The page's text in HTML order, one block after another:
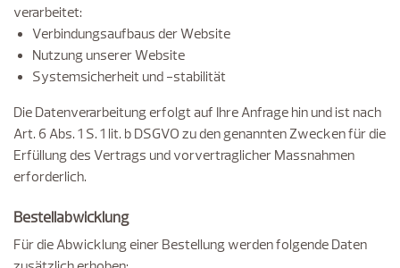
verarbeitet:
Verbindungsaufbaus der Website
Nutzung unserer Website
Systemsicherheit und -stabilität
Die Datenverarbeitung erfolgt auf Ihre Anfrage hin und ist nach
Art. 6 Abs. 1 S. 1 lit. b DSGVO zu den genannten Zwecken für die
Erfüllung des Vertrags und vorvertraglicher Massnahmen
erforderlich.
Bestellabwicklung
Für die Abwicklung einer Bestellung werden folgende Daten